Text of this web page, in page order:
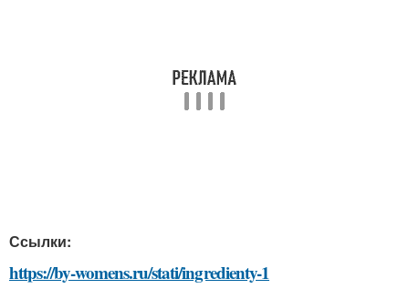
Ссылки:
https://by-womens.ru/stati/ingredienty-1